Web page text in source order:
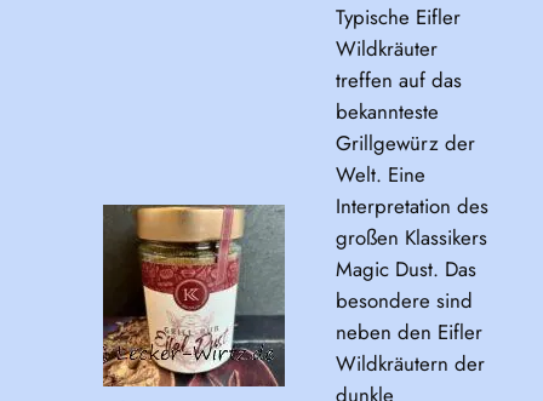
Typische Eifler
Wildkräuter
treffen auf das
bekannteste
Grillgewürz der
Welt. Eine
Interpretation des
großen Klassikers
Magic Dust. Das
besondere sind
neben den Eifler
Wildkräutern der
dunkle